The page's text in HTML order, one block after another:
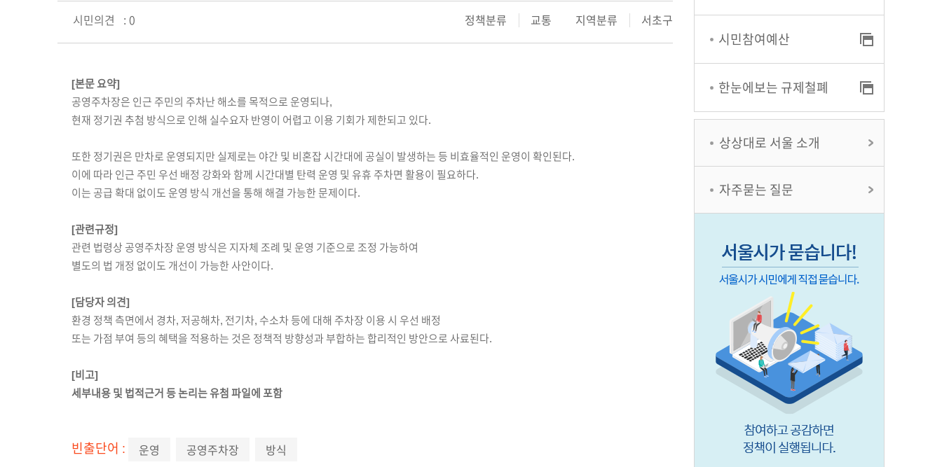
시민의견 : 0 지역분류 서초구
정책분류 교통
[본문 요약]
공영주차장은 인근 주민의 주차난 해소를 목적으로 운영되나,
현재 정기권 추첨 방식으로 인해 실수요자 반영이 어렵고 이용 기회가 제한되고 있다.
또한 정기권은 만차로 운영되지만 실제로는 야간 및 비혼잡 시간대에 공실이 발생하는 등 비효율적인 운영이 확인된다.
이에 따라 인근 주민 우선 배정 강화와 함께 시간대별 탄력 운영 및 유휴 주차면 활용이 필요하다.
이는 공급 확대 없이도 운영 방식 개선을 통해 해결 가능한 문제이다.
[관련규정]
관련 법령상 공영주차장 운영 방식은 지자체 조례 및 운영 기준으로 조정 가능하여
별도의 법 개정 없이도 개선이 가능한 사안이다.
[담당자 의견]
환경 정책 측면에서 경차, 저공해차, 전기차, 수소차 등에 대해 주차장 이용 시 우선 배정
또는 가점 부여 등의 혜택을 적용하는 것은 정책적 방향성과 부합하는 합리적인 방안으로 사료된다.
[비고]
세부내용 및 법적근거 등 논리는 유첨 파일에 포함
빈출단어 : 운영 공영주차장 방식
시민참여예산
한눈에보는 규제철폐
상상대로 서울 소개
자주묻는 질문